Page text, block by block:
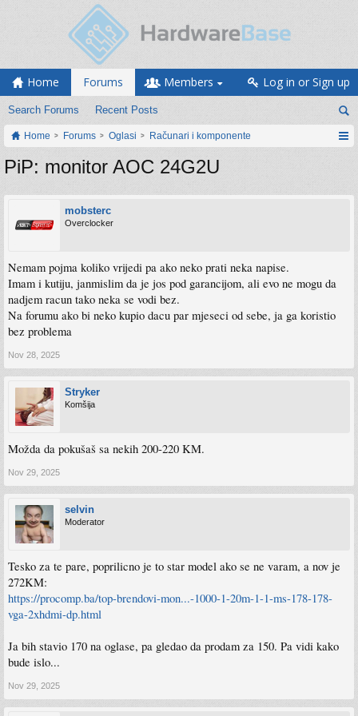
Home Forums
Search Forums Recent Posts
Members Log in or Sign up
Home Forums Oglasi Računari i komponente
PiP: monitor AOC 24G2U
mobsterc
Overclocker
Nemam pojma koliko vrijedi pa ako neko prati neka napise.
Imam i kutiju, janmislim da je jos pod garancijom, ali evo ne mogu da
nadjem racun tako neka se vodi bez.
Na forumu ako bi neko kupio dacu par mjeseci od sebe, ja ga koristio
bez problema
Nov 28, 2025
Stryker
Komšija
Možda da pokušaš sa nekih 200-220 KM.
Nov 29, 2025
selvin
Moderator
Tesko za te pare, poprilicno je to star model ako se ne varam, a nov je
272KM:
https://procomp.ba/top-brendovi-mon...-1000-1-20m-1-1-ms-178-178-
vga-2xhdmi-dp.html
Ja bih stavio 170 na oglase, pa gledao da prodam za 150. Pa vidi kako
bude islo...
Nov 29, 2025